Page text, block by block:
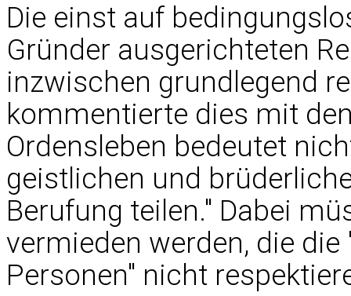
Die einst auf
Gründer ausgerichteten
inzwischen grundlegend
kommentierte dies mit
Ordensleben bedeutet
geistlichen und
Berufung teilen." Dabei
vermieden werden, die
Personen" nicht